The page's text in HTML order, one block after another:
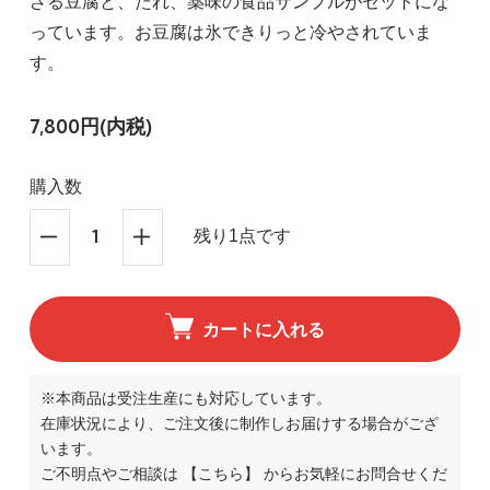
っています。お豆腐は氷できりっと冷やされていま
す。
7,800円(内税)
購入数
残り1点です
カートに入れる
※本商品は受注生産にも対応しています。
在庫状況により、ご注文後に制作しお届けする場合がござ
います。
ご不明点やご相談は
【こちら】 からお気軽にお問合せくだ